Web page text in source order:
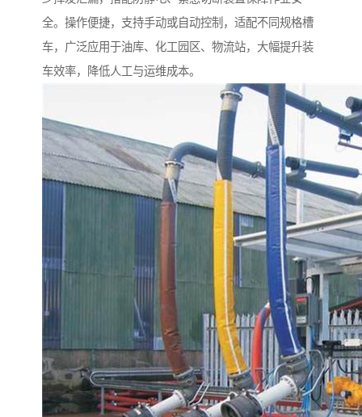
全。操作便捷，支持手动或自动控制，适配不同规格槽
车，广泛应用于油库、化工园区、物流站，大幅提升装
车效率，降低人工与运维成本。